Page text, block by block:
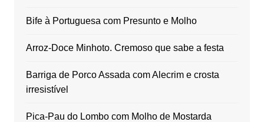
Bife à Portuguesa com Presunto e Molho
Arroz-Doce Minhoto. Cremoso que sabe a festa
Barriga de Porco Assada com Alecrim e crosta
irresistível
Pica-Pau do Lombo com Molho de Mostarda